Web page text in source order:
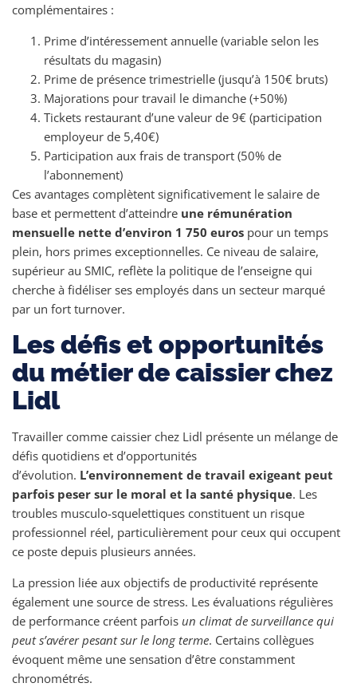
complémentaires :
Prime d’intéressement annuelle (variable selon les
résultats du magasin)
Prime de présence trimestrielle (jusqu’à 150€ bruts)
Majorations pour travail le dimanche (+50%)
Tickets restaurant d’une valeur de 9€ (participation
employeur de 5,40€)
Participation aux frais de transport (50% de
l’abonnement)
Ces avantages complètent significativement le salaire de
base et permettent d’atteindre une rémunération
mensuelle nette d’environ 1 750 euros pour un temps
plein, hors primes exceptionnelles. Ce niveau de salaire,
supérieur au SMIC, reflète la politique de l’enseigne qui
cherche à fidéliser ses employés dans un secteur marqué
par un fort turnover.
Les défis et opportunités
du métier de caissier chez
Lidl
Travailler comme caissier chez Lidl présente un mélange de
défis quotidiens et d’opportunités
d’évolution. L’environnement de travail exigeant peut
parfois peser sur le moral et la santé physique. Les
troubles musculo-squelettiques constituent un risque
professionnel réel, particulièrement pour ceux qui occupent
ce poste depuis plusieurs années.
La pression liée aux objectifs de productivité représente
également une source de stress. Les évaluations régulières
de performance créent parfois un climat de surveillance qui
peut s’avérer pesant sur le long terme. Certains collègues
évoquent même une sensation d’être constamment
chronométrés.